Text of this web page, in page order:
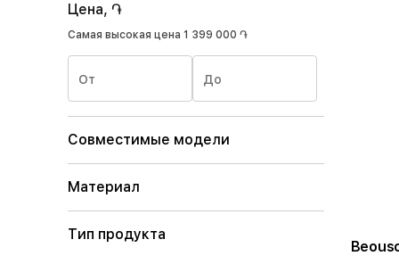
Цена, ֏
Самая высокая цена 1 399 000 ֏
От До
Совместимые модели
Материал
Тип продукта